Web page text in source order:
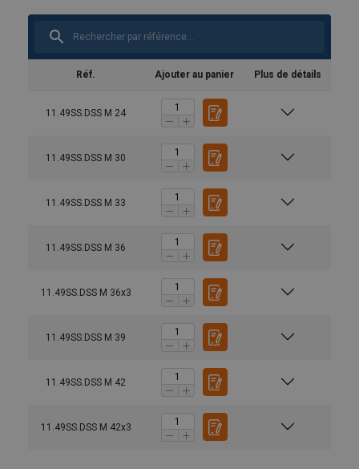
Réf. Ajouter au panier Plus de détails
11.49SS.DSS M 24
11.49SS.DSS M 30
11.49SS.DSS M 33
11.49SS.DSS M 36
11.49SS.DSS M 36x3
11.49SS.DSS M 39
11.49SS.DSS M 42
11.49SS.DSS M 42x3
Manuels utilisateur
CODIPRO-Instructions-for-use-Notice-